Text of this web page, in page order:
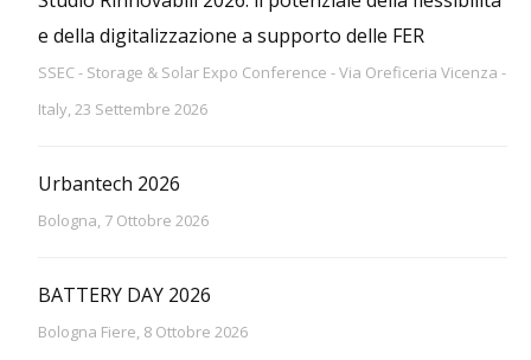
e della digitalizzazione a supporto delle FER
SSEC - Storage & Solar Expo Conference - Via Oreficeria Vicenza -
Italy, 23 Settembre 2026
Urbantech 2026
Bologna, 7 Ottobre 2026
BATTERY DAY 2026
Bologna Fiere, 8 Ottobre 2026